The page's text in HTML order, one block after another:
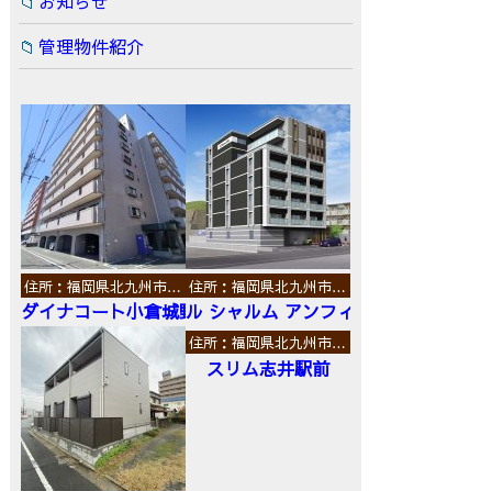
管理物件紹介
住所：福岡県北九州市…
ダイナコート小倉城野
住所：福岡県北九州市…
ル シャルム アンフィニ
住所：福岡県北九州市…
スリム志井駅前